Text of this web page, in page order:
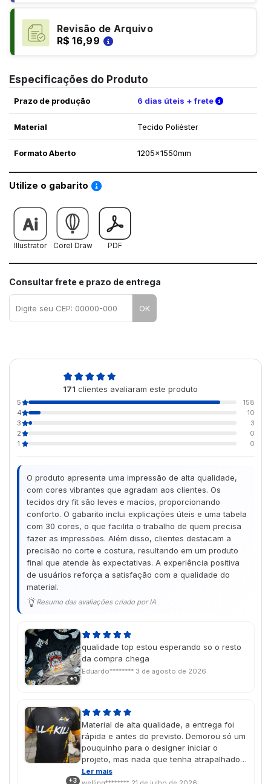
Revisão de Arquivo
R$ 16,99
Especificações do Produto
Prazo de produção 6 dias úteis + frete Verifique
Material Tecido Poliéster
Formato Aberto 1205x1550mm
Utilize o gabarito Saiba como utilizar os nossos gabaritos
Illustrator Corel Draw PDF
Consultar frete e prazo de entrega
OK
171 clientes avaliaram este produto
5
158
4
10
3
3
2
0
1
0
O produto apresenta uma impressão de alta qualidade,
com cores vibrantes que agradam aos clientes. Os
tecidos dry fit são leves e macios, proporcionando
conforto. O gabarito inclui explicações úteis e uma tabela
com 30 cores, o que facilita o trabalho de quem precisa
fazer as impressões. Além disso, clientes destacam a
precisão no corte e costura, resultando em um produto
final que atende às expectativas. A experiência positiva
de usuários reforça a satisfação com a qualidade do
material.
Resumo das avaliações criado por IA
+1
qualidade top estou esperando so o resto
da compra chega
Eduardo******** 3 de agosto de 2026
+3
Material de alta qualidade, a entrega foi
rápida e antes do previsto. Demorou só um
pouquinho para o designer iniciar o
projeto, mas nada que tenha atrapalhado
no prazo de entrega. Com certeza
Ler mais